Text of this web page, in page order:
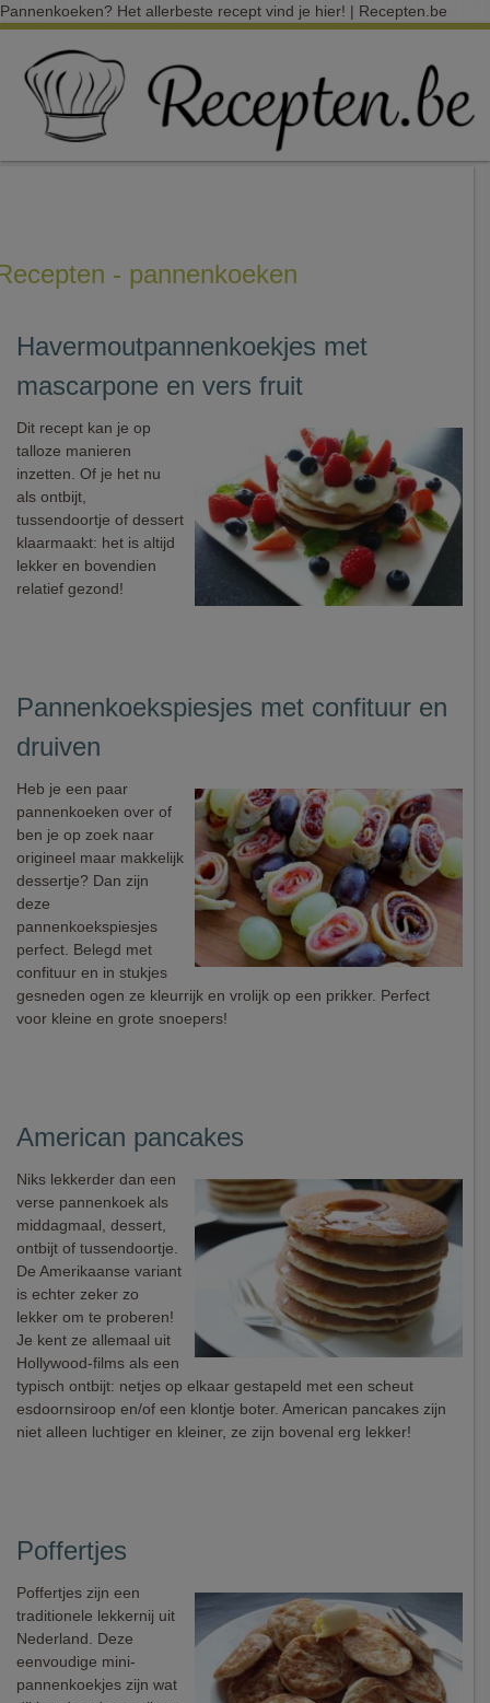
Pannenkoeken? Het allerbeste recept vind je hier! | Recepten.be
- pannenkoeken
Havermoutpannenkoekjes met
mascarpone en vers fruit
Dit recept kan je op
talloze manieren
inzetten. Of je het nu
als ontbijt,
tussendoortje of dessert
klaarmaakt: het is altijd
lekker en bovendien
relatief gezond!
Pannenkoekspiesjes met confituur en
druiven
Heb je een paar
pannenkoeken over of
ben je op zoek naar
origineel maar makkelijk
dessertje? Dan zijn
deze
pannenkoekspiesjes
perfect. Belegd met
confituur en in stukjes
gesneden ogen ze kleurrijk en vrolijk op een prikker. Perfect
voor kleine en grote snoepers!
American pancakes
Niks lekkerder dan een
verse pannenkoek als
middagmaal, dessert,
ontbijt of tussendoortje.
De Amerikaanse variant
is echter zeker zo
lekker om te proberen!
Je kent ze allemaal uit
Hollywood-films als een
typisch ontbijt: netjes op elkaar gestapeld met een scheut
esdoornsiroop en/of een klontje boter. American pancakes zijn
niet alleen luchtiger en kleiner, ze zijn bovenal erg lekker!
Poffertjes
Poffertjes zijn een
traditionele lekkernij uit
Nederland. Deze
eenvoudige mini-
pannenkoekjes zijn wat